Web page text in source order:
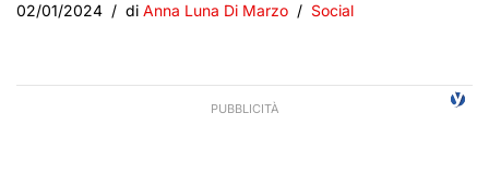
02/01/2024 di Anna Luna Di Marzo Social